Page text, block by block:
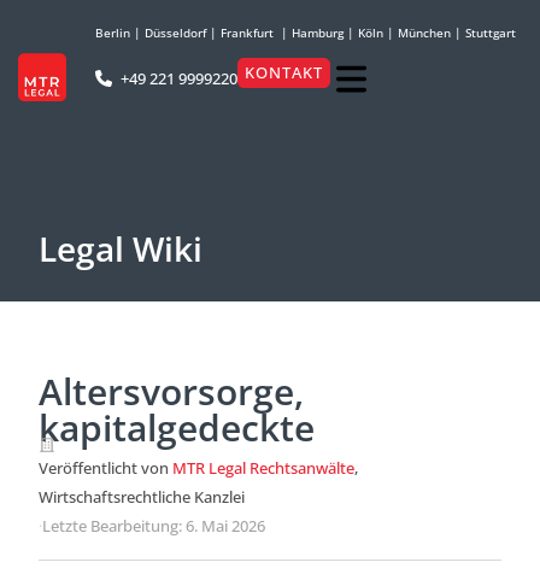
Berlin | Düsseldorf| Frankfurt | Hamburg| Köln | München | Stuttgart
+49 221 9999220 KONTAKT
Legal Wiki
Altersvorsorge,
kapitalgedeckte
Veröffentlicht von MTR Legal Rechtsanwälte,
Wirtschaftsrechtliche Kanzlei
·Letzte Bearbeitung: 6. Mai 2026